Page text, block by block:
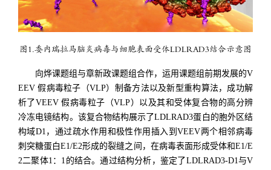
图1.委内瑞拉马脑炎病毒与细胞表面受体LDLRAD3结合示意图
向烨课题组与章新政课题组合作，运用课题组前期发展的V
EEV 假病毒粒子（VLP）制备方法以及新型重构算法，成功解
析了VEEV 假病毒粒子（VLP）以及其和受体复合物的高分辨
冷冻电镜结构。该复合物结构展示了LDLRAD3蛋白的胞外区结
构域D1，通过疏水作用和极性作用插入到VEEV两个相邻病毒
刺突糖蛋白E1/E2形成的裂缝之间，在病毒表面形成受体和E1/E
2二聚体1：1的结合。通过结构分析，鉴定了LDLRAD3-D1与V